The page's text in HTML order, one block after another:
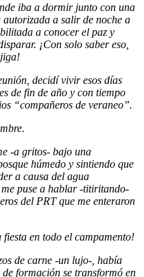
iba a dormir junto con una
a salir de noche a
a conocer el paz y
¡Con solo saber eso,
decidí vivir esos días
de fin de año y con tiempo
“compañeros de veraneo”.
-a gritos- bajo una
húmedo y sintiendo que
a causa del agua
puse a hablar -titiritando-
del PRT que me enteraron
fiesta en todo el campamento!
de carne -un lujo-, había
formación se transformó en